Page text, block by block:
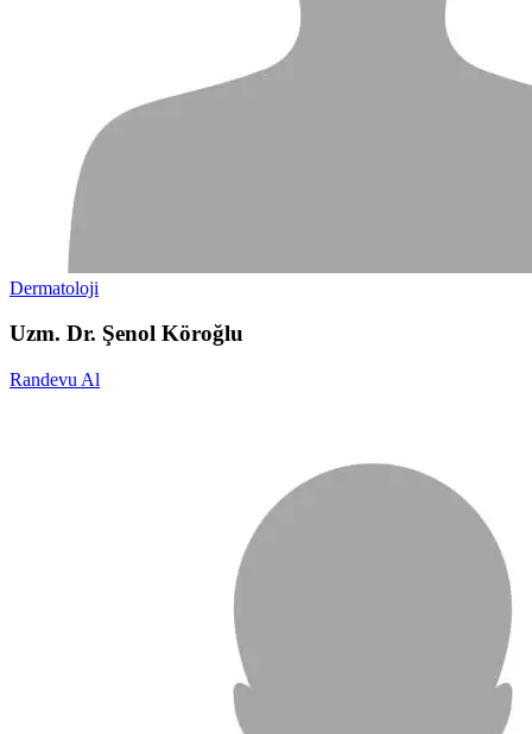
Dermatoloji
Uzm. Dr. Şenol Köroğlu
Randevu Al